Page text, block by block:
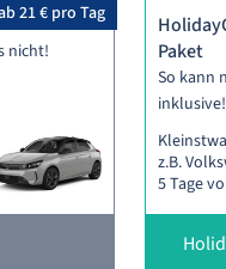
21 € pro Tag
nicht!
Paket
So kann
inklusive!
z.B.
5 Tage